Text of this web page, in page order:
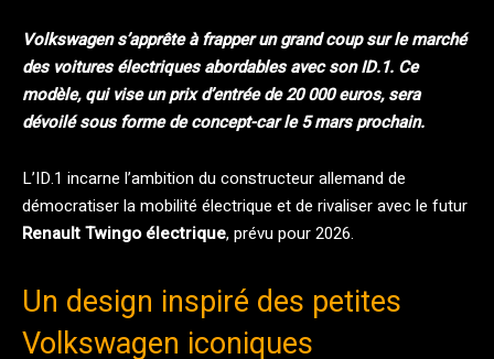
Volkswagen s’apprête à frapper un grand coup sur le marché
des voitures électriques abordables avec son ID.1. Ce
modèle, qui vise un prix d’entrée de 20 000 euros, sera
dévoilé sous forme de concept-car le 5 mars prochain.
L’ID.1 incarne l’ambition du constructeur allemand de
démocratiser la mobilité électrique et de rivaliser avec le futur
Renault Twingo électrique, prévu pour 2026.
Un design inspiré des petites
Volkswagen iconiques